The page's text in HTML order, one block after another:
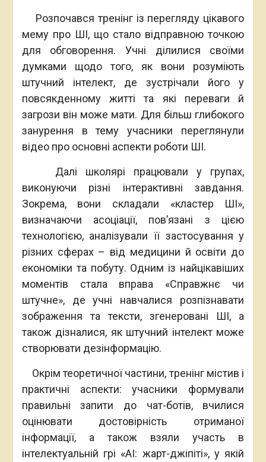
Розпочався тренінг із перегляду цікавого
мему про ШІ, що стало відправною точкою
для обговорення. Учні ділилися своїми
думками щодо того, як вони розуміють
штучний інтелект, де зустрічали його у
повсякденному житті та які переваги й
загрози він може мати. Для більш глибокого
занурення в тему учасники переглянули
відео про основні аспекти роботи ШІ.
Далі школярі працювали у групах,
виконуючи різні інтерактивні завдання.
Зокрема, вони складали «кластер ШІ»,
визначаючи асоціації, пов’язані з цією
технологією, аналізували її застосування у
різних сферах – від медицини й освіти до
економіки та побуту. Одним із найцікавіших
моментів стала вправа «Справжнє чи
штучне», де учні навчалися розпізнавати
зображення та тексти, згенеровані ШІ, а
також дізналися, як штучний інтелект може
створювати дезінформацію.
Окрім теоретичної частини, тренінг містив і
практичні аспекти: учасники формували
правильні запити до чат-ботів, вчилися
оцінювати достовірність отриманої
інформації, а також взяли участь в
інтелектуальній грі «АІ: жарт-джіпіті», у якій